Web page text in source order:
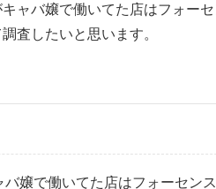
ャバ嬢で働いてた店はフォー
査したいと思います。
嬢で働いてた店はフォーセンス